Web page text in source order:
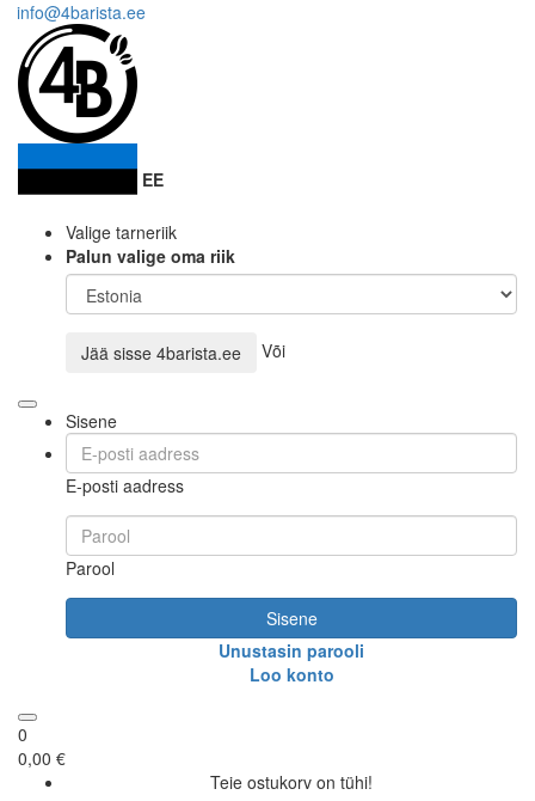
info@4barista.ee
EE
Valige tarneriik
Palun valige oma riik
Jää sisse 4barista.ee Või
Sisene
E-posti aadress
Parool
Sisene
Unustasin parooli
Loo konto
0
0,00 €
Teie ostukorv on tühi!